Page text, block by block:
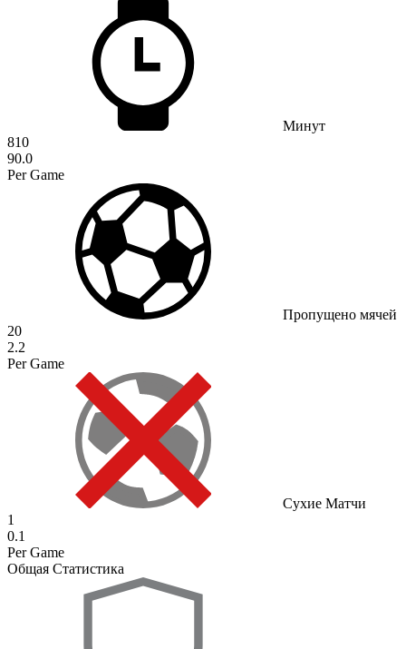
Минут
810
90.0
Per Game
Пропущено мячей
20
2.2
Per Game
Сухие Матчи
1
0.1
Per Game
Общая Статистика